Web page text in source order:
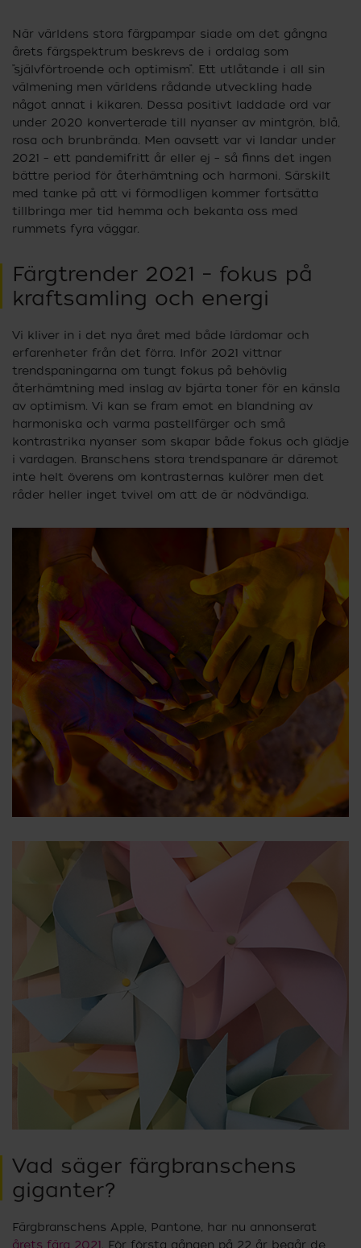
När världens stora färgpampar siade om det gångna
årets färgspektrum beskrevs de i ordalag som
”självförtroende och optimism”. Ett utlåtande i all sin
välmening men världens rådande utveckling hade
något annat i kikaren. Dessa positivt laddade ord var
under 2020 konverterade till nyanser av mintgrön, blå,
rosa och brunbrända. Men oavsett var vi landar under
2021 – ett pandemifritt år eller ej – så finns det ingen
bättre period för återhämtning och harmoni. Särskilt
med tanke på att vi förmodligen kommer fortsätta
tillbringa mer tid hemma och bekanta oss med
rummets fyra väggar.
Färgtrender 2021 – fokus på
kraftsamling och energi
Vi kliver in i det nya året med både lärdomar och
erfarenheter från det förra. Inför 2021 vittnar
trendspaningarna om tungt fokus på behövlig
återhämtning med inslag av bjärta toner för en känsla
av optimism. Vi kan se fram emot en blandning av
harmoniska och varma pastellfärger och små
kontrastrika nyanser som skapar både fokus och glädje
i vardagen. Branschens stora trendspanare är däremot
inte helt överens om kontrasternas kulörer men det
råder heller inget tvivel om att de är nödvändiga.
Vad säger färgbranschens
giganter?
Färgbranschens Apple, Pantone, har nu annonserat
årets färg 2021 . För första gången på 22 år begår de